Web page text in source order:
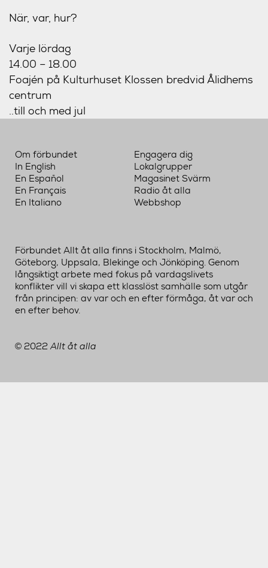
När, var, hur?
Varje lördag
14.00 – 18.00
Foajén på Kulturhuset Klossen bredvid Ålidhems
centrum
..till och med jul
Om förbundet
In English
En Español
En Français
En Italiano
Engagera dig
Lokalgrupper
Magasinet Svärm
Radio åt alla
Webbshop
Förbundet Allt åt alla finns i Stockholm, Malmö,
Göteborg, Uppsala, Blekinge och Jönköping. Genom
långsiktigt arbete med fokus på vardagslivets
konflikter vill vi skapa ett klasslöst samhälle som utgår
från principen: av var och en efter förmåga, åt var och
en efter behov.
© 2022Allt åt alla